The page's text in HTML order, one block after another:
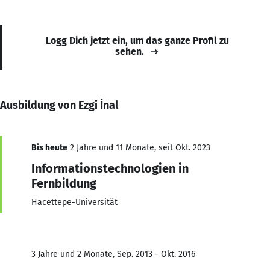
Logg Dich jetzt ein, um das ganze Profil zu
sehen.
Ausbildung von Ezgi İnal
Bis heute 2 Jahre und 11 Monate, seit Okt. 2023
Informationstechnologien in
Fernbildung
Hacettepe-Universität
3 Jahre und 2 Monate, Sep. 2013 - Okt. 2016